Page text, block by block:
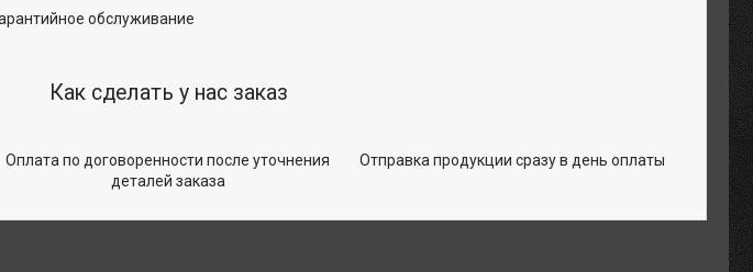
обслуживание
Как сделать у нас заказ
Оплата по договоренности после уточнения
деталей заказа
Отправка продукции сразу в день оплаты